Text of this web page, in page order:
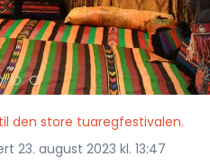
den store tuaregfestivalen.
23. august 2023 kl. 13:47